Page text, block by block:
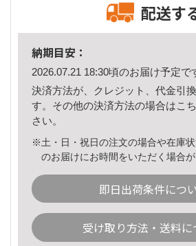
配送す
納期目安：
2026.07.21 18:30頃のお届け予定で
決済方法が、クレジット、代金引
す。その他の決済方法の場合はこ
さい。
※土・日・祝日の注文の場合や在庫
のお届けにお時間をいただく場合が
即日出荷条件につ
受け取り方法・送料に